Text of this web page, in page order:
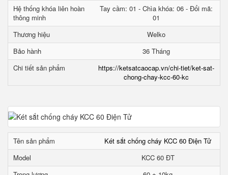
Hệ thống khóa liên hoàn
thông minh
Tay cầm: 01 - Chìa khóa: 06 - Đổi mã:
01
Thương hiệu
Welko
Bảo hành
36 Tháng
Chi tiết sản phẩm
https://ketsatcaocap.vn/chi-tiet/ket-sat-
chong-chay-kcc-60-kc
Tên sản phẩm
Két sắt chống cháy KCC 60 Điện Tử
Model
KCC 60 ĐT